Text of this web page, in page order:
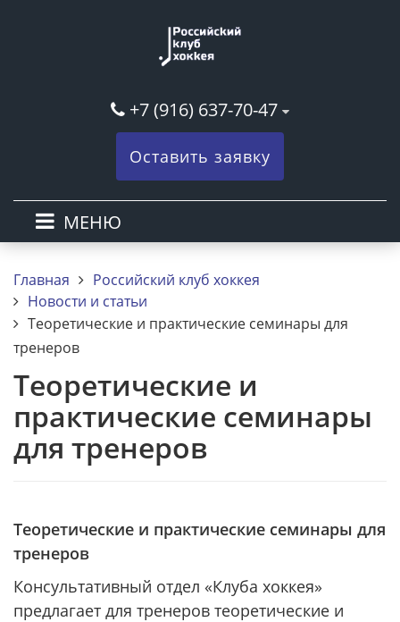
+7 (916) 637-70-47
Оставить заявку
МЕНЮ
Главная
Российский клуб хоккея
Новости и статьи
Теоретические и практические семинары для
тренеров
Теоретические и
практические семинары
для тренеров
Теоретические и практические семинары для
тренеров
Консультативный отдел «Клуба хоккея»
предлагает для тренеров теоретические и